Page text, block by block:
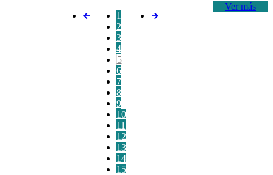
Ver más
1
2
3
4
5
6
7
8
9
10
11
12
13
14
15